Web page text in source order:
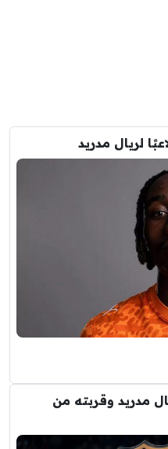
لريال مدريد
مدريد وقربته من